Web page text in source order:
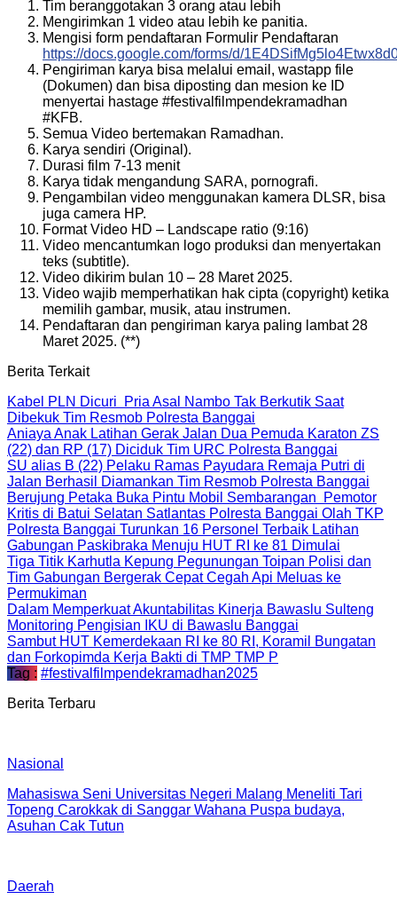
Tim beranggotakan 3 orang atau lebih
Mengirimkan 1 video atau lebih ke panitia.
Mengisi form pendaftaran Formulir Pendaftaran
https://docs.google.com/forms/d/
Pengiriman karya bisa melalui email, wastapp file
(Dokumen) dan bisa diposting dan mesion ke ID
menyertai hastage #festivalfilmpendekramadhan
#KFB.
Semua Video bertemakan Ramadhan.
Karya sendiri (Original).
Durasi film 7-13 menit
Karya tidak mengandung SARA, pornografi.
Pengambilan video menggunakan kamera DLSR, bisa
juga camera HP.
Format Video HD – Landscape ratio (9:16)
Video mencantumkan logo produksi dan menyertakan
teks (subtitle).
Video dikirim bulan 10 – 28 Maret 2025.
Video wajib memperhatikan hak cipta (copyright) ketika
memilih gambar, musik, atau instrumen.
Pendaftaran dan pengiriman karya paling lambat 28
Maret 2025. (**)
Berita Terkait
Kabel PLN Dicuri Pria Asal Nambo Tak Berkutik Saat
Dibekuk Tim Resmob Polresta Banggai
Aniaya Anak Latihan Gerak Jalan Dua Pemuda Karaton ZS
(22) dan RP (17) Diciduk Tim URC Polresta Banggai
SU alias B (22) Pelaku Ramas Payudara Remaja Putri di
Jalan Berhasil Diamankan Tim Resmob Polresta Banggai
Berujung Petaka Buka Pintu Mobil Sembarangan Pemotor
Kritis di Batui Selatan Satlantas Polresta Banggai Olah TKP
Polresta Banggai Turunkan 16 Personel Terbaik Latihan
Gabungan Paskibraka Menuju HUT RI ke 81 Dimulai
Tiga Titik Karhutla Kepung Pegunungan Toipan Polisi dan
Tim Gabungan Bergerak Cepat Cegah Api Meluas ke
Permukiman
Dalam Memperkuat Akuntabilitas Kinerja Bawaslu Sulteng
Monitoring Pengisian IKU di Bawaslu Banggai
Sambut HUT Kemerdekaan RI ke 80 RI, Koramil Bungatan
dan Forkopimda Kerja Bakti di TMP TMP P
Tag : #festivalfilmpendekramadhan2025
Berita Terbaru
Nasional
Mahasiswa Seni Universitas Negeri Malang Meneliti Tari
Topeng Carokkak di Sanggar Wahana Puspa budaya,
Asuhan Cak Tutun
Daerah